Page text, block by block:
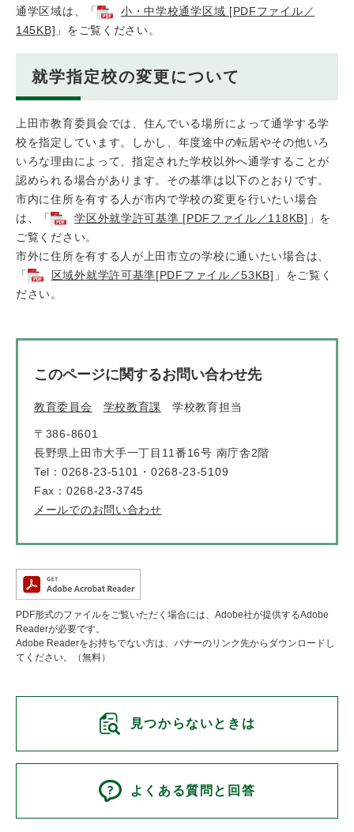
通学区域は、「
小・中学校通学区域 [PDFファイル／
145KB] 」をご覧ください。
就学指定校の変更について
上田市教育委員会では、住んでいる場所によって通学する学
校を指定しています。しかし、年度途中の転居やその他いろ
いろな理由によって、指定された学校以外へ通学することが
認められる場合があります。その基準は以下のとおりです。
市内に住所を有する人が市内で学校の変更を行いたい場合
は、「
学区外就学許可基準 [PDFファイル／118KB] 」を
ご覧ください。
市外に住所を有する人が上田市立の学校に通いたい場合は、
「
区域外就学許可基準[PDFファイル／53KB] 」をご覧く
ださい。
このページに関するお問い合わせ先
教育委員会 学校教育課 学校教育担当
〒386-8601
長野県上田市大手一丁目11番16号 南庁舎2階
Tel：0268-23-5101・0268-23-5109
Fax：0268-23-3745
メールでのお問い合わせ
PDF形式のファイルをご覧いただく場合には、Adobe社が提供するAdobe
Readerが必要です。
Adobe Readerをお持ちでない方は、バナーのリンク先からダウンロードし
てください。（無料）
見つからないときは
よくある質問と回答